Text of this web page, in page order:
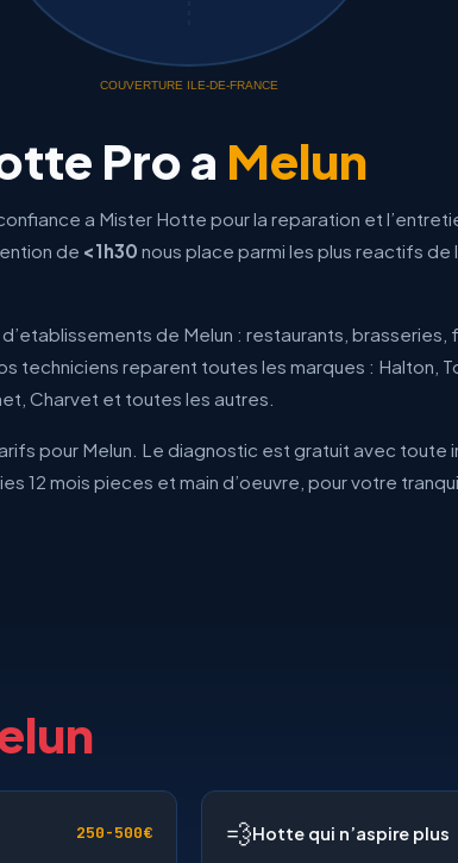
COUVERTURE ILE-DE-FRANCE
Pro a Melun
a Mister Hotte pour la reparation et
de <1h30 nous place parmi les plus reactifs de
de Melun : restaurants,
techniciens reparent toutes les marques : Halton,
Charvet et toutes les autres.
pour Melun. Le diagnostic est gratuit avec toute
12 mois pieces et main d’oeuvre, pour votre
250-500€ 💨Hotte qui n’aspire plus